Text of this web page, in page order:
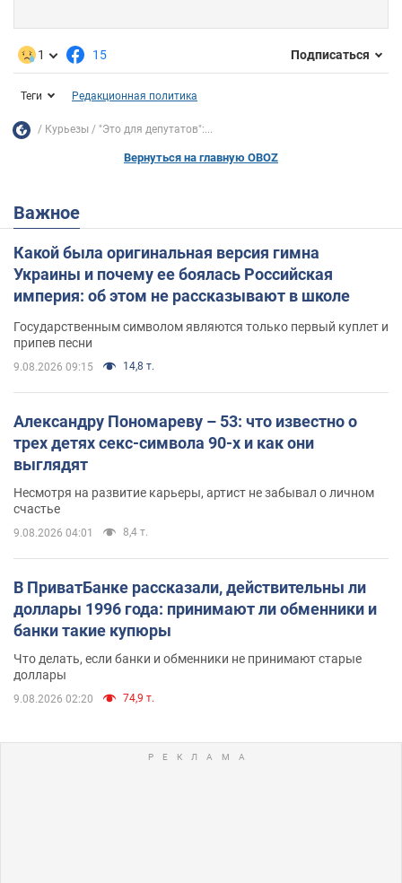
1 15 Подписаться
Теги Редакционная политика
Курьезы "Это для депутатов":...
Вернуться на главную OBOZ
Важное
Какой была оригинальная версия гимна
Украины и почему ее боялась Российская
империя: об этом не рассказывают в школе
Государственным символом являются только первый куплет и
припев песни
9.08.2026 09:15 14,8 т.
Александру Пономареву – 53: что известно о
трех детях секс-символа 90-х и как они
выглядят
Несмотря на развитие карьеры, артист не забывал о личном
счастье
9.08.2026 04:01 8,4 т.
В ПриватБанке рассказали, действительны ли
доллары 1996 года: принимают ли обменники и
банки такие купюры
Что делать, если банки и обменники не принимают старые
доллары
9.08.2026 02:20 74,9 т.